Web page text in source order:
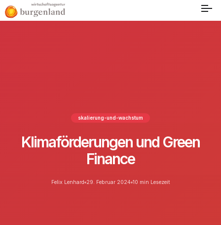
skalierung-und-wachstum
Klimaförderungen und Green
Finance
Felix Lenhard 29. Februar 2024 10 min Lesezeit